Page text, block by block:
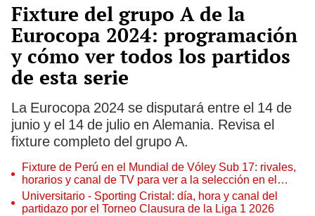
Fixture del grupo A de la
Eurocopa 2024: programación
y cómo ver todos los partidos
de esta serie
La Eurocopa 2024 se disputará entre el 14 de
junio y el 14 de julio en Alemania. Revisa el
fixture completo del grupo A.
Fixture de Perú en el Mundial de Vóley Sub 17: rivales,
horarios y canal de TV para ver a la selección en el
torneo
Universitario - Sporting Cristal: día, hora y canal del
partidazo por el Torneo Clausura de la Liga 1 2026